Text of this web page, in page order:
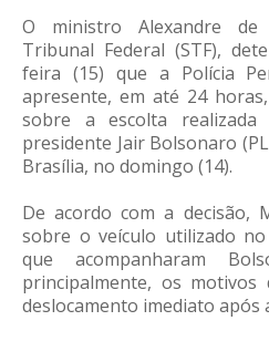
O ministro Alexandre de
Tribunal Federal (STF),
feira (15) que a Polícia
apresente, em até 24
sobre a escolta
presidente Jair Bolsonaro
Brasília, no domingo (14).
De acordo com a decisão,
sobre o veículo utilizado
que acompanharam
principalmente, os
deslocamento imediato após